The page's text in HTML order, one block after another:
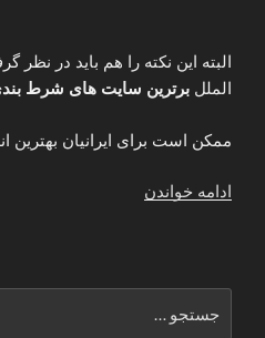
البته این نکته را هم باید در
الملل برترین سایت های شرط
ممکن است برای ایرانیان بهترین
ادامه خواندن
برای